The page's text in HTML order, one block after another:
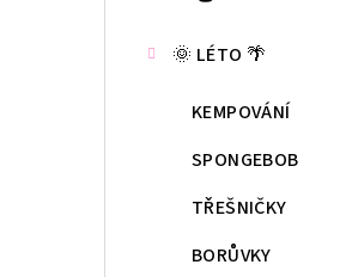
kategorie
🌞 LÉTO 🌴
KEMPOVÁNÍ
SPONGEBOB
TŘEŠNIČKY
BORŮVKY